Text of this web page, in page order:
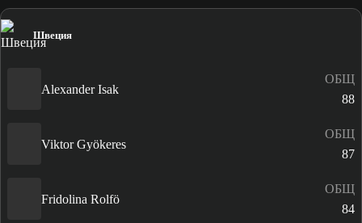
Швеция
Alexander Isak
ОБЩ
88
Viktor Gyökeres
ОБЩ
87
Fridolina Rolfö
ОБЩ
84